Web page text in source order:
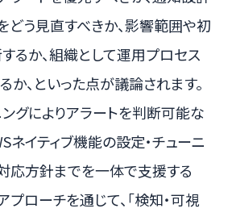
う見直すべきか、影響範囲や初
るか、組織として運用プロセス
か、といった点が議論されます。
ングによりアラートを判断可能な
ネイティブ機能の設定・チューニ
対応方針までを一体で支援する
プローチを通じて、「検知・可視